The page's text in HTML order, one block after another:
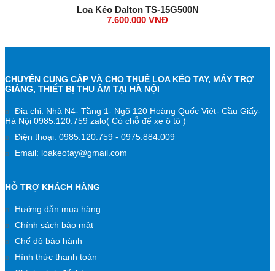
Loa Kéo Dalton TS-15G500N
7.600.000 VNĐ
CHUYÊN CUNG CẤP VÀ CHO THUÊ LOA KÉO TAY, MÁY TRỢ
GIẢNG, THIẾT BỊ THU ÂM TẠI HÀ NỘI
Địa chỉ: Nhà N4- Tầng 1- Ngõ 120 Hoàng Quốc Việt- Cầu Giấy-
Hà Nội 0985.120.759 zalo( Có chỗ để xe ô tô )
Điện thoại: 0985.120.759 - 0975.884.009
Email: loakeotay@gmail.com
HỖ TRỢ KHÁCH HÀNG
Hướng dẫn mua hàng
Chính sách bảo mật
Chế độ bảo hành
Hình thức thanh toán